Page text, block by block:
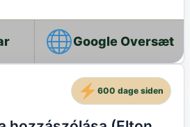
Google Oversæt
600 dage siden